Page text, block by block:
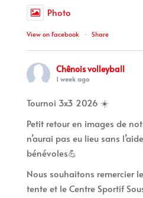
Photo
View on Facebook · Share
Chênois volleyball
1 week ago
Tournoi 3x3 2026 ☀️
Petit retour en images de
n’aurai pas eu lieu sans
bénévoles💪
Nous souhaitons remercier
tente et le Centre Sportif